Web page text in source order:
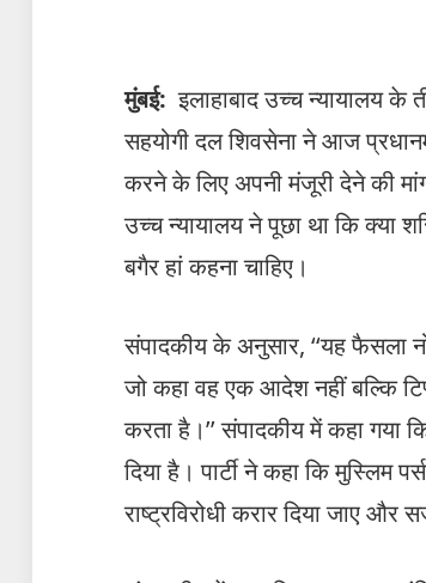
मुंबई: इलाहाबाद उच्च न्यायालय के
सहयोगी दल शिवसेना ने आज
करने के लिए अपनी मंजूरी देने की
उच्च न्यायालय ने पूछा था कि क्या
बगैर हां कहना चाहिए।
संपादकीय के अनुसार, ‘‘यह फैसला
जो कहा वह एक आदेश नहीं बल्कि
करता है।’’ संपादकीय में कहा गया
दिया है। पार्टी ने कहा कि मुस्लिम
राष्ट्रविरोधी करार दिया जाए और